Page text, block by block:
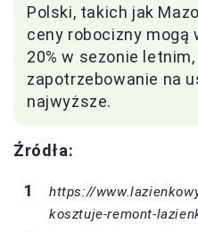
Polski, takich jak
ceny robocizny mogą
20% w sezonie
zapotrzebowanie na
najwyższe.
Źródła:
https://
kosztuje-remont-